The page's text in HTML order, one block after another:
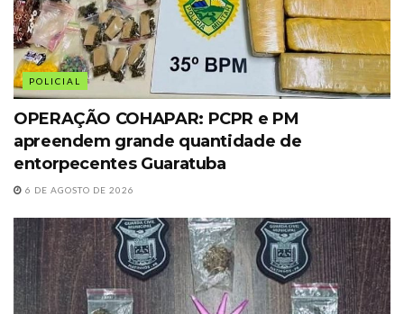
POLICIAL
OPERAÇÃO COHAPAR: PCPR e PM
apreendem grande quantidade de
entorpecentes Guaratuba
6 DE AGOSTO DE 2026